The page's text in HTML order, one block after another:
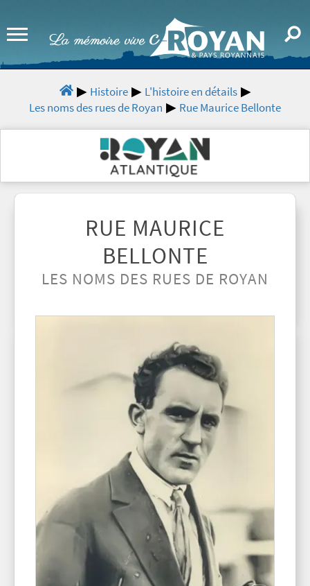
Histoire
L'histoire en détails
Les noms des rues de Royan
Rue Maurice Bellonte
RUE MAURICE
BELLONTE
LES NOMS DES RUES DE ROYAN